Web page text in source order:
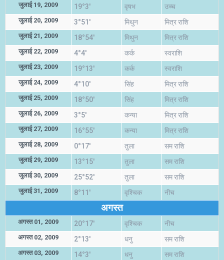
जुलाई 19, 2009 19°3' वृषभ उच्च
जुलाई 20, 2009 3°51' मिथुन मित्र राशि
जुलाई 21, 2009 18°54' मिथुन मित्र राशि
जुलाई 22, 2009 4°4' कर्क स्वराशि
जुलाई 23, 2009 19°13' कर्क स्वराशि
जुलाई 24, 2009 4°10' सिंह मित्र राशि
जुलाई 25, 2009 18°50' सिंह मित्र राशि
जुलाई 26, 2009 3°5' कन्या मित्र राशि
जुलाई 27, 2009 16°55' कन्या मित्र राशि
जुलाई 28, 2009 0°17' तुला सम राशि
जुलाई 29, 2009 13°15' तुला सम राशि
जुलाई 30, 2009 25°52' तुला सम राशि
जुलाई 31, 2009 8°11' वृश्चिक नीच
अगस्त
अगस्त 01, 2009 20°17' वृश्चिक नीच
अगस्त 02, 2009 2°13' धनु सम राशि
अगस्त 03, 2009 14°3' धनु सम राशि